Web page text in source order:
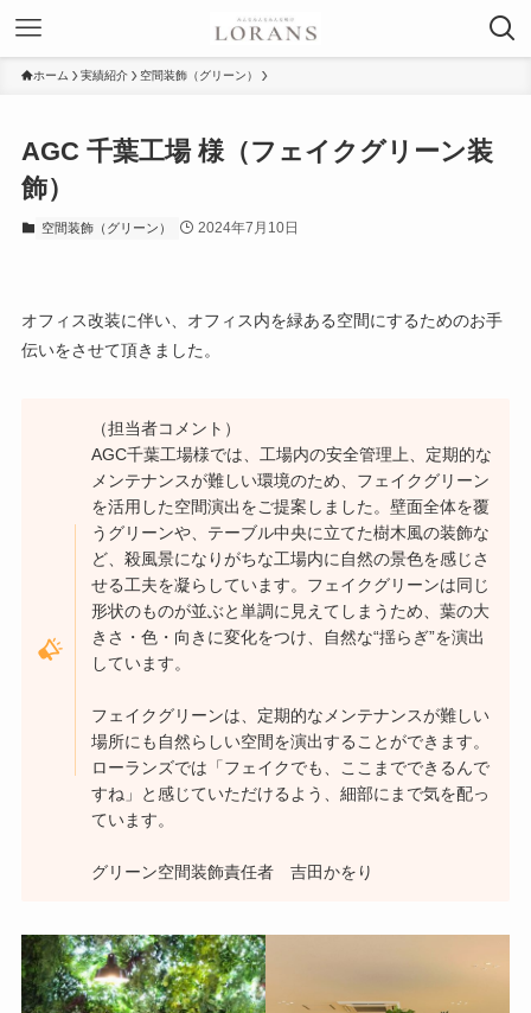
ホーム 実績紹介 空間装飾（グリーン）
AGC 千葉工場 様（フェイクグリーン装
飾）
空間装飾（グリーン） 2024年7月10日
オフィス改装に伴い、オフィス内を緑ある空間にするためのお手
伝いをさせて頂きました。
（担当者コメント）
AGC千葉工場様では、工場内の安全管理上、定期的な
メンテナンスが難しい環境のため、フェイクグリーン
を活用した空間演出をご提案しました。壁面全体を覆
うグリーンや、テーブル中央に立てた樹木風の装飾な
ど、殺風景になりがちな工場内に自然の景色を感じさ
せる工夫を凝らしています。フェイクグリーンは同じ
形状のものが並ぶと単調に見えてしまうため、葉の大
きさ・色・向きに変化をつけ、自然な“揺らぎ”を演出
しています。
フェイクグリーンは、定期的なメンテナンスが難しい
場所にも自然らしい空間を演出することができます。
ローランズでは「フェイクでも、ここまでできるんで
すね」と感じていただけるよう、細部にまで気を配っ
ています。
グリーン空間装飾責任者 吉田かをり